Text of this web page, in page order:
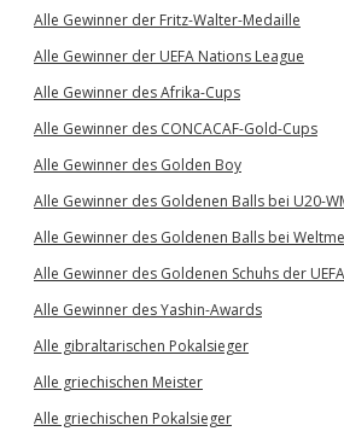
Alle Gewinner der Fritz-Walter-Medaille
Alle Gewinner der UEFA Nations League
Alle Gewinner des Afrika-Cups
Alle Gewinner des CONCACAF-Gold-Cups
Alle Gewinner des Golden Boy
Alle Gewinner des Goldenen Balls bei U20-
Alle Gewinner des Goldenen Balls bei
Alle Gewinner des Goldenen Schuhs der UEFA
Alle Gewinner des Yashin-Awards
Alle gibraltarischen Pokalsieger
Alle griechischen Meister
Alle griechischen Pokalsieger